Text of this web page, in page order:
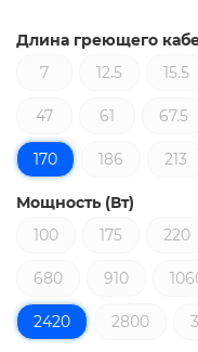
Длина греющего
7
12.5 15.5
47 61 67.5
170 186 213
Мощность (Вт)
100
175 220
680 910
2420 2800